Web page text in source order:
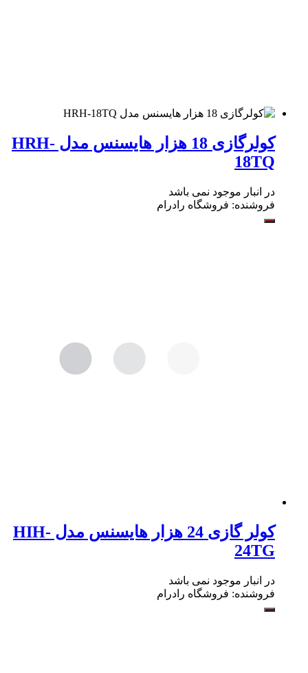
کولرگازی 18 هزار هایسنس مدل HRH-
18TQ
در انبار موجود نمی باشد
فروشنده: فروشگاه رادرام
کولر گازی 24 هزار هایسنس مدل HIH-
24TG
در انبار موجود نمی باشد
فروشنده: فروشگاه رادرام